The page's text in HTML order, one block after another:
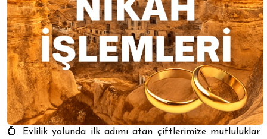
💍 Evlilik yolunda ilk adımı atan çiftlerimize mutluluklar